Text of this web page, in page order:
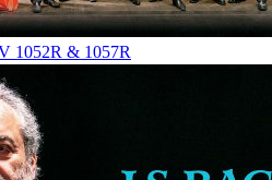
1052R & 1057R